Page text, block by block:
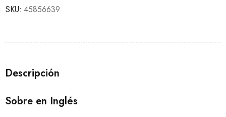
SKU: 45856639
Descripción
Sobre en Inglés